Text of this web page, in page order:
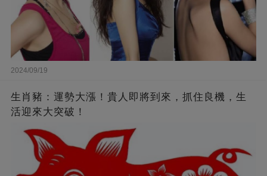
2024/09/19
生肖豬：運勢大漲！貴人即將到來，抓住良機，生
活迎來大突破！